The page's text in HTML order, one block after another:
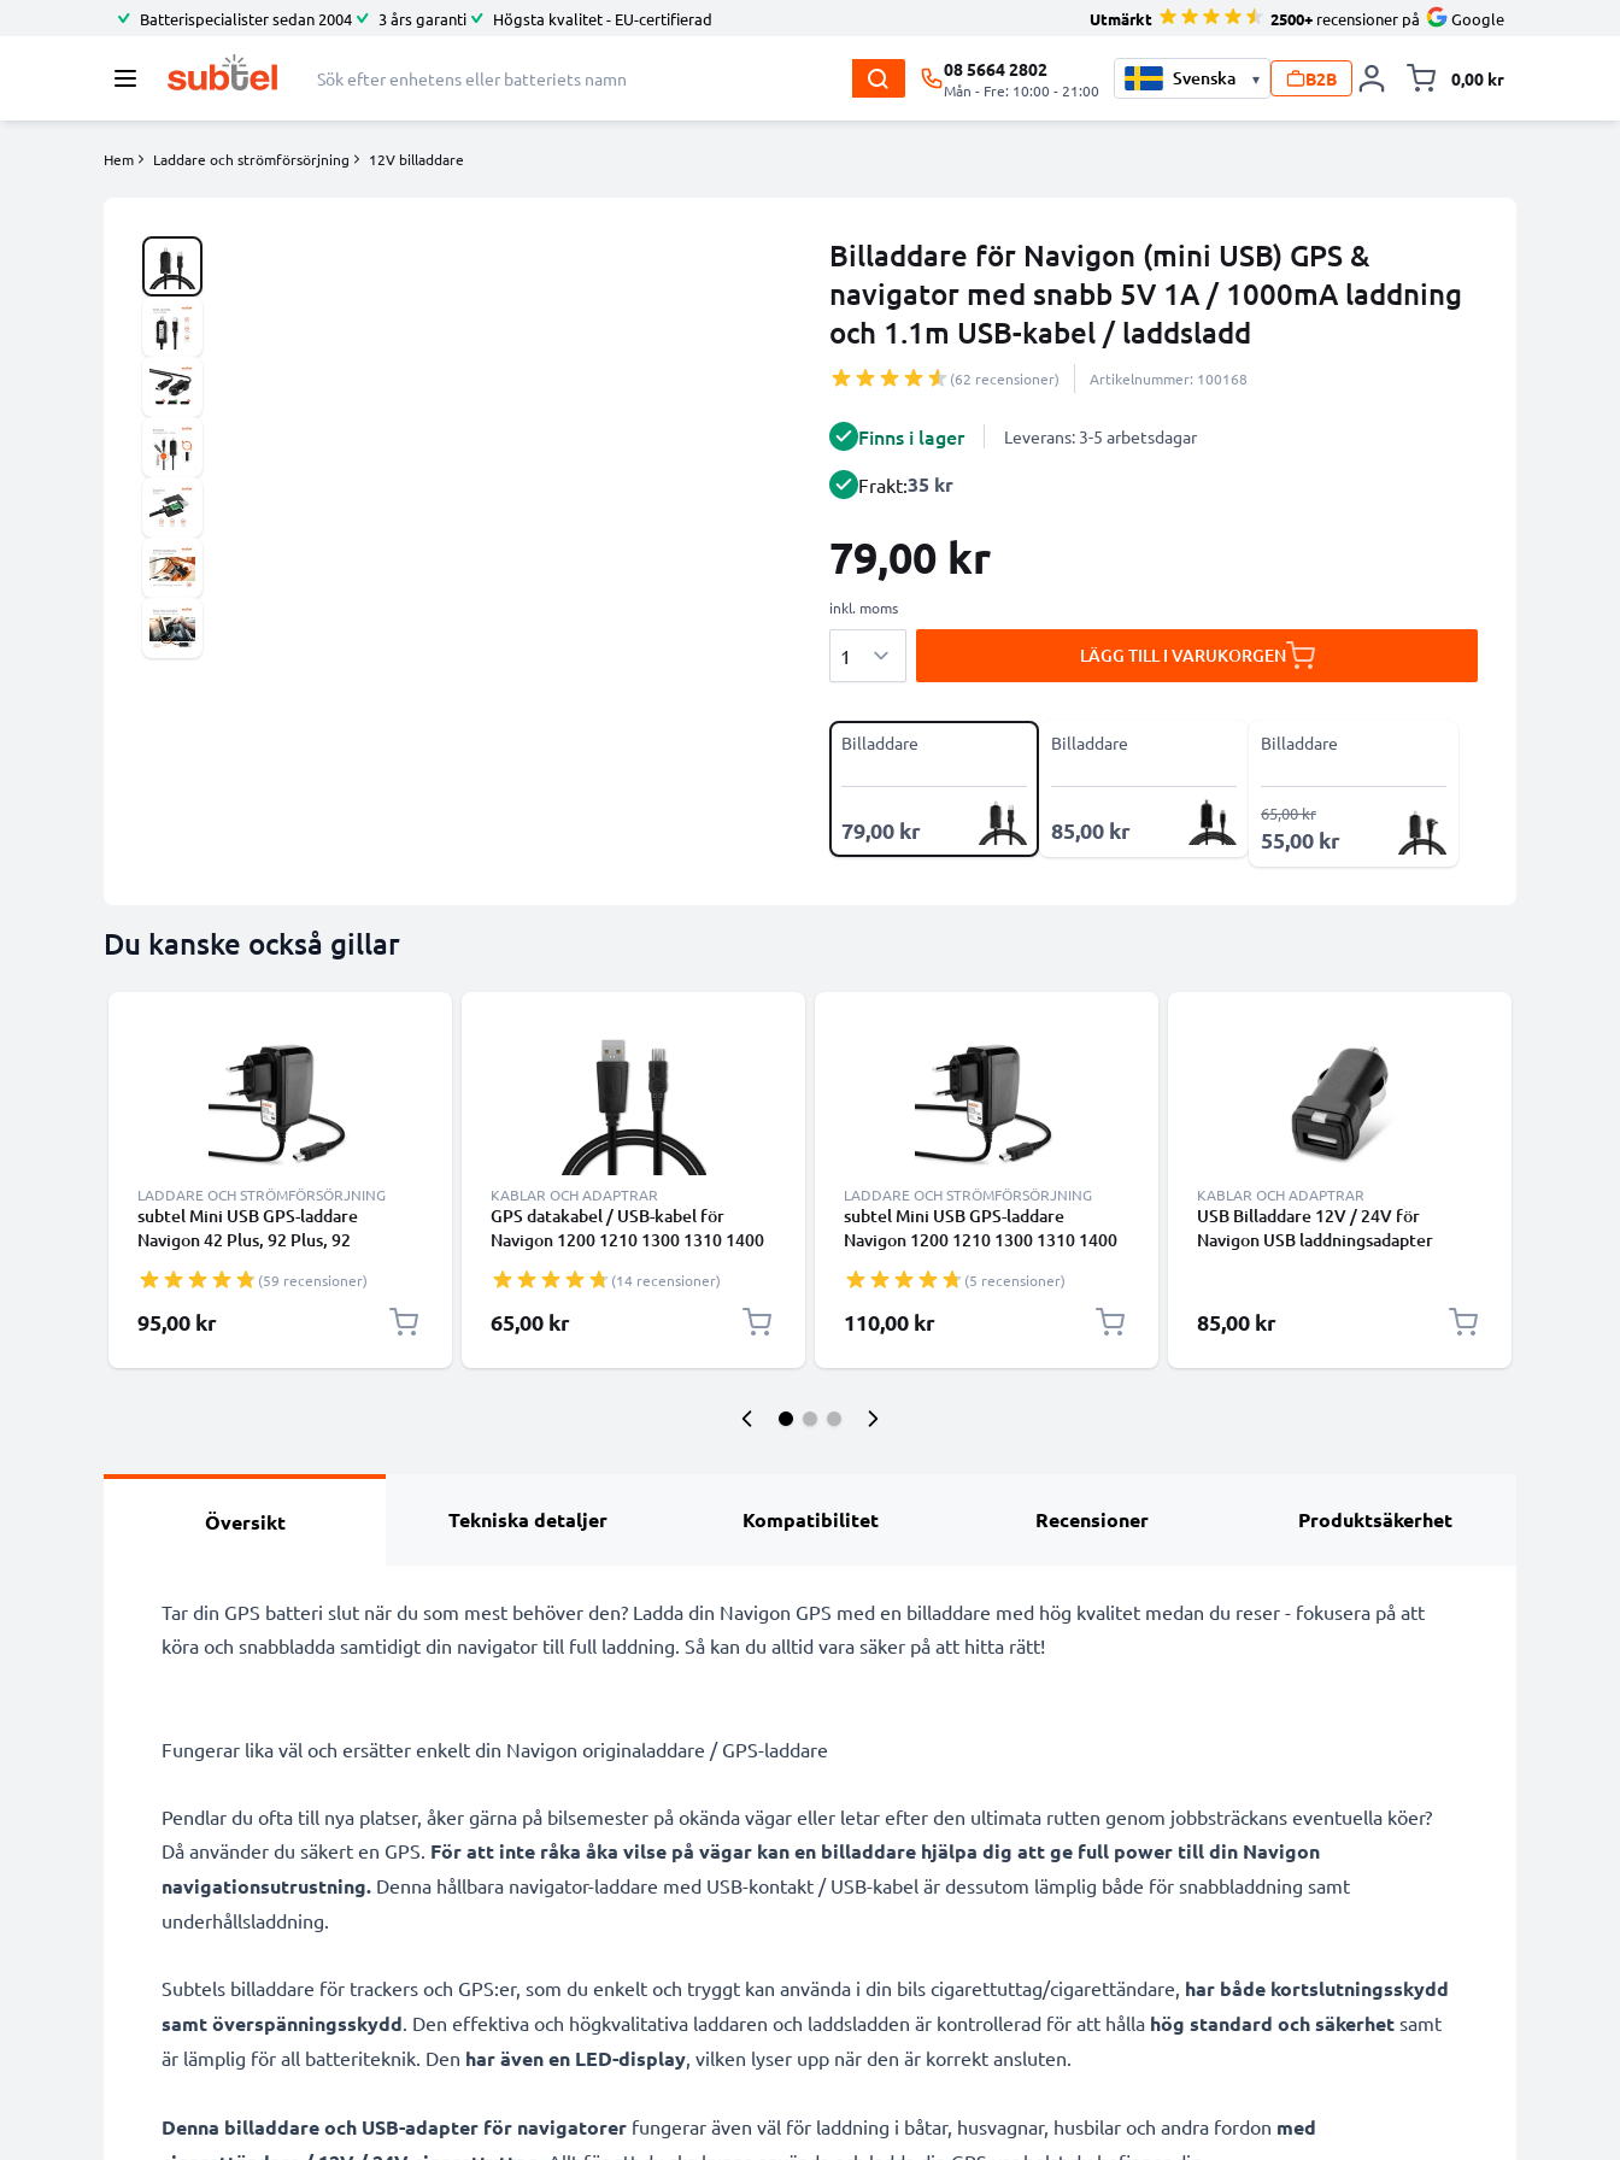
Batterispecialister sedan 2004 3 års garanti Högsta kvalitet - EU-certifierad Utmärkt 2500+ recensioner på Google
08 5664 2802
Mån - Fre: 10:00 - 21:00
▾ B2B 0,00 kr
Hem Laddare och strömförsörjning 12V billaddare
Billaddare för Navigon (mini USB) GPS &
navigator med snabb 5V 1A / 1000mA laddning
och 1.1m USB-kabel / laddsladd
(62 recensioner) Artikelnummer: 100168
Finns i lager Leverans: 3-5 arbetsdagar
Frakt:35 kr
79,00 kr
inkl. moms
LÄGG TILL I VARUKORGEN
Billaddare
79,00 kr
Billaddare
85,00 kr
Billaddare
55,00 kr
65,00 kr
Du kanske också gillar
LADDARE OCH STRÖMFÖRSÖRJNING
subtel Mini USB GPS-laddare
Navigon 42 Plus, 92 Plus, 92
70 Plus - adapter för navigator GPS
tracker
(59 recensioner)
95,00 kr
KABLAR OCH ADAPTRAR
GPS datakabel / USB-kabel för
Navigon 1200 1210 1300 1310 1400
2110 navigator/tracker - 1m 1A
laddsladd PVC - svart
överföringskabel
(14 recensioner)
65,00 kr
LADDARE OCH STRÖMFÖRSÖRJNING
subtel Mini USB GPS-laddare
Navigon 1200 1210 1300 1310 1400
2110 - adapter för navigator GPS
tracker
(5 recensioner)
110,00 kr
KABLAR OCH ADAPTRAR
USB Billaddare 12V / 24V för
Navigon USB laddningsadapter
85,00 kr
Översikt Tekniska detaljer Kompatibilitet Recensioner Produktsäkerhet
Tar din GPS batteri slut när du som mest behöver den? Ladda din Navigon GPS med en billaddare med hög kvalitet medan du reser - fokusera på att
köra och snabbladda samtidigt din navigator till full laddning. Så kan du alltid vara säker på att hitta rätt!
Fungerar lika väl och ersätter enkelt din Navigon originaladdare / GPS-laddare
Pendlar du ofta till nya platser, åker gärna på bilsemester på okända vägar eller letar efter den ultimata rutten genom jobbsträckans eventuella köer?
Då använder du säkert en GPS. För att inte råka åka vilse på vägar kan en billaddare hjälpa dig att ge full power till din Navigon
navigationsutrustning. Denna hållbara navigator-laddare med USB-kontakt / USB-kabel är dessutom lämplig både för snabbladdning samt
underhållsladdning.
Subtels billaddare för trackers och GPS:er, som du enkelt och tryggt kan använda i din bils cigarettuttag/cigarettändare, har både kortslutningsskydd
samt överspänningsskydd. Den effektiva och högkvalitativa laddaren och laddsladden är kontrollerad för att hålla hög standard och säkerhet samt
är lämplig för all batteriteknik. Den har även en LED-display, vilken lyser upp när den är korrekt ansluten.
Denna billaddare och USB-adapter för navigatorer fungerar även väl för laddning i båtar, husvagnar, husbilar och andra fordon med